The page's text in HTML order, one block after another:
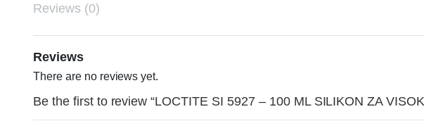
Reviews (0)
Reviews
There are no reviews yet.
Be the first to review “LOCTITE SI 5927 – 100 ML SILIKON ZA